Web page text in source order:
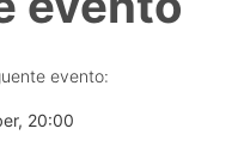
evento:
20:00